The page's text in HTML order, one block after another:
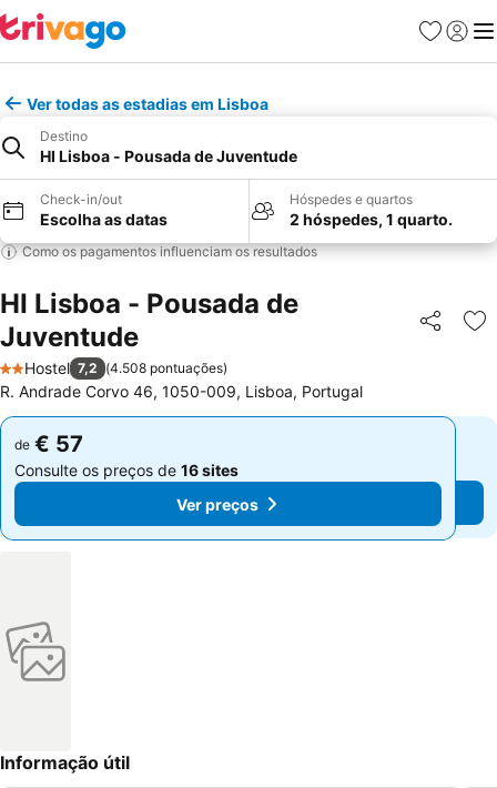
Favoritos
Iniciar
Ver todas as estadias em Lisboa
Destino
HI Lisboa - Pousada de Juventude
Check-in/out
Escolha as datas
Hóspedes e quartos
2 hóspedes, 1 quarto.
Como os pagamentos influenciam os resultados
HI Lisboa - Pousada de
Juventude
Partilhar
2 Estrelas
Hostel 7,2 (4.508 pontuações)
R. Andrade Corvo 46, 1050-009, Lisboa, Portugal
de € 57
Consulte os preços de 16 sites
Ver preços
de € 57
Consulte os preços de 16 sites
Ver preços
Informação útil